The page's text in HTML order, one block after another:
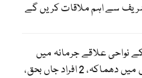
سے اہم ملاقات کریں گے
نواحی علاقے جرمانہ میں
منی بس میں دھماکہ، 2 افراد جاں بحق،